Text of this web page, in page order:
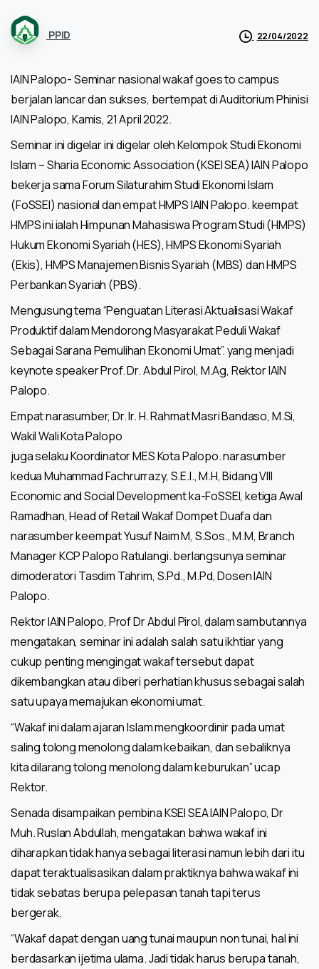
PPID 22/04/2022
IAIN Palopo- Seminar nasional wakaf goes to campus
berjalan lancar dan sukses, bertempat di Auditorium Phinisi
IAIN Palopo, Kamis, 21 April 2022.
Seminar ini digelar ini digelar oleh Kelompok Studi Ekonomi
Islam – Sharia Economic Association (KSEI SEA) IAIN Palopo
bekerja sama Forum Silaturahim Studi Ekonomi Islam
(FoSSEI) nasional dan empat HMPS IAIN Palopo. keempat
HMPS ini ialah Himpunan Mahasiswa Program Studi (HMPS)
Hukum Ekonomi Syariah (HES), HMPS Ekonomi Syariah
(Ekis), HMPS Manajemen Bisnis Syariah (MBS) dan HMPS
Perbankan Syariah (PBS).
Mengusung tema “Penguatan Literasi Aktualisasi Wakaf
Produktif dalam Mendorong Masyarakat Peduli Wakaf
Sebagai Sarana Pemulihan Ekonomi Umat”. yang menjadi
keynote speaker Prof. Dr. Abdul Pirol, M.Ag, Rektor IAIN
Palopo.
Empat narasumber, Dr. Ir. H. Rahmat Masri Bandaso, M.Si,
Wakil Wali Kota Palopo
juga selaku Koordinator MES Kota Palopo. narasumber
kedua Muhammad Fachrurrazy, S.E.I., M.H, Bidang VIII
Economic and Social Development ka-FoSSEI, ketiga Awal
Ramadhan, Head of Retail Wakaf Dompet Duafa dan
narasumber keempat Yusuf Naim M, S.Sos., M.M, Branch
Manager KCP Palopo Ratulangi. berlangsunya seminar
dimoderatori Tasdim Tahrim, S.Pd., M.Pd, Dosen IAIN
Palopo.
Rektor IAIN Palopo, Prof Dr Abdul Pirol, dalam sambutannya
mengatakan, seminar ini adalah salah satu ikhtiar yang
cukup penting mengingat wakaf tersebut dapat
dikembangkan atau diberi perhatian khusus sebagai salah
satu upaya memajukan ekonomi umat.
“Wakaf ini dalam ajaran Islam mengkoordinir pada umat
saling tolong menolong dalam kebaikan, dan sebaliknya
kita dilarang tolong menolong dalam keburukan” ucap
Rektor.
Senada disampaikan pembina KSEI SEA IAIN Palopo, Dr
Muh. Ruslan Abdullah, mengatakan bahwa wakaf ini
diharapkan tidak hanya sebagai literasi namun lebih dari itu
dapat teraktualisasikan dalam praktiknya bahwa wakaf ini
tidak sebatas berupa pelepasan tanah tapi terus
bergerak.
“Wakaf dapat dengan uang tunai maupun non tunai, hal ini
berdasarkan ijetima ulama. Jadi tidak harus berupa tanah,